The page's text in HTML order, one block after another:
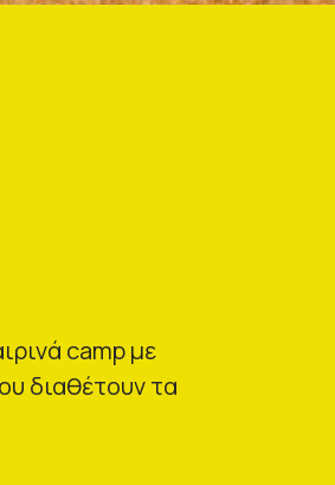
camp με
διαθέτουν τα